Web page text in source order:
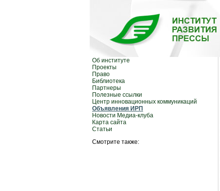
Об институте
Проекты
Право
Библиотека
Партнеры
Полезные ссылки
Центр инновационных коммуникаций
Объявления ИРП
Новости Медиа-клуба
Карта сайта
Статьи
Смотрите также: